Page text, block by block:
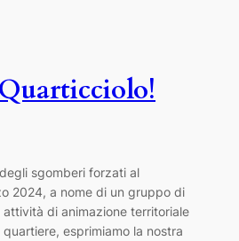
sgomberi forzati al
2024, a nome di un gruppo di
di animazione territoriale
esprimiamo la nostra